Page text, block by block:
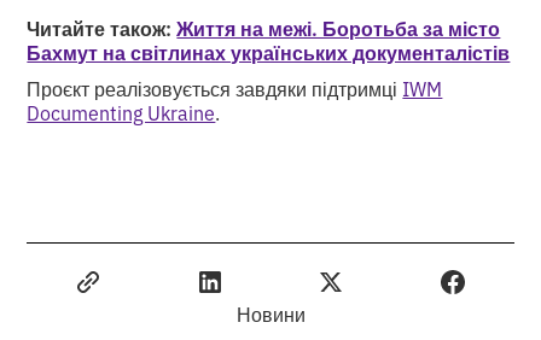
Читайте також:Життя на межі. Боротьба за місто
Бахмут на світлинах українських документалістів
Проєкт реалізовується завдяки підтримці IWM
Documenting Ukraine.
Новини